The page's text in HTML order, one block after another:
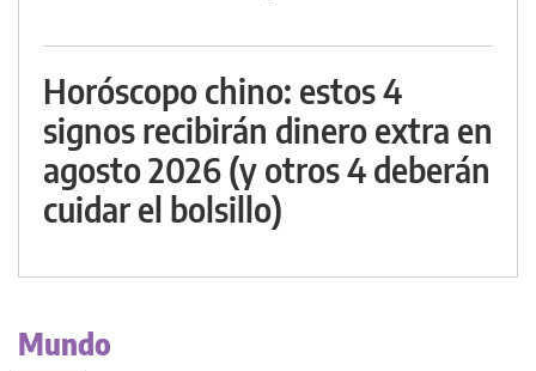
Horóscopo chino: estos 4
signos recibirán dinero extra en
agosto 2026 (y otros 4 deberán
cuidar el bolsillo)
Mundo